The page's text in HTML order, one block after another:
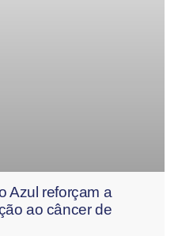
Azul reforçam a
ao câncer de